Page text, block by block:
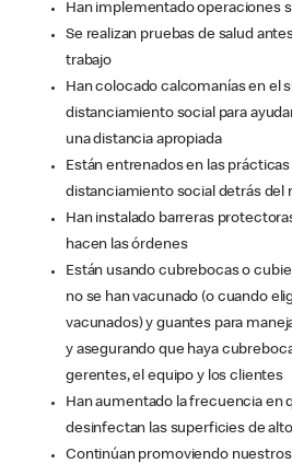
Han implementado operaciones
Se realizan pruebas de salud
trabajo
Han colocado calcomanías en el
distanciamiento social para
una distancia apropiada
Están entrenados en las
distanciamiento social detrás del
Han instalado barreras
hacen las órdenes
Están usando cubrebocas o
no se han vacunado (o cuando
vacunados) y guantes para
y asegurando que haya
gerentes, el equipo y los clientes
Han aumentado la frecuencia en
desinfectan las superficies de
Continúan promoviendo